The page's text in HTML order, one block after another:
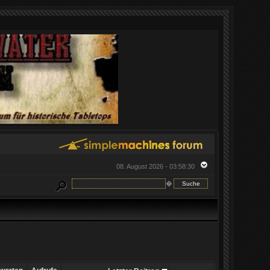
08. August 2026 - 03:58:30
�